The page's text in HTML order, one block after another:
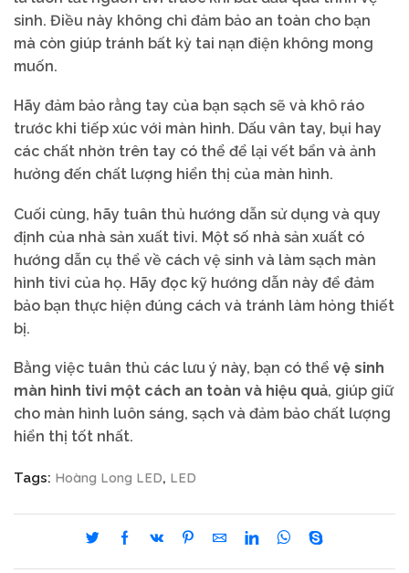
sinh. Điều này không chỉ đảm bảo an toàn cho bạn
mà còn giúp tránh bất kỳ tai nạn điện không mong
muốn.
Hãy đảm bảo rằng tay của bạn sạch sẽ và khô ráo
trước khi tiếp xúc với màn hình. Dấu vân tay, bụi hay
các chất nhờn trên tay có thể để lại vết bẩn và ảnh
hưởng đến chất lượng hiển thị của màn hình.
Cuối cùng, hãy tuân thủ hướng dẫn sử dụng và quy
định của nhà sản xuất tivi. Một số nhà sản xuất có
hướng dẫn cụ thể về cách vệ sinh và làm sạch màn
hình tivi của họ. Hãy đọc kỹ hướng dẫn này để đảm
bảo bạn thực hiện đúng cách và tránh làm hỏng thiết
bị.
Bằng việc tuân thủ các lưu ý này, bạn có thể vệ sinh
màn hình tivi một cách an toàn và hiệu quả, giúp giữ
cho màn hình luôn sáng, sạch và đảm bảo chất lượng
hiển thị tốt nhất.
Tags: Hoàng Long LED, LED